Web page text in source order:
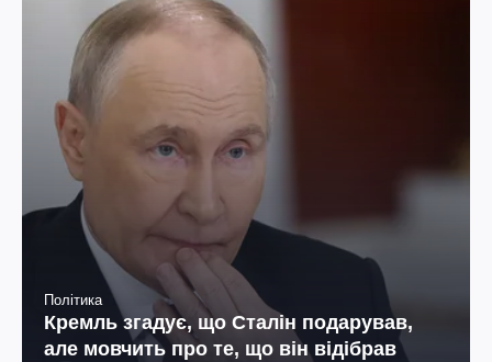
Політика
Кремль згадує, що Сталін подарував,
але мовчить про те, що він відібрав